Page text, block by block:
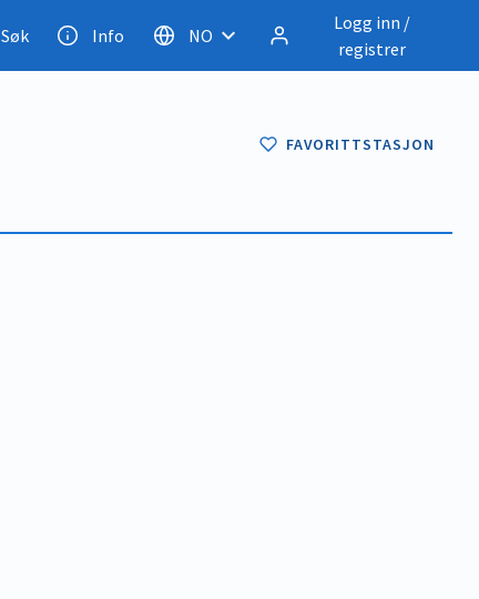
Søk Info NO
Logg inn /
registrer
FAVORITTSTASJON